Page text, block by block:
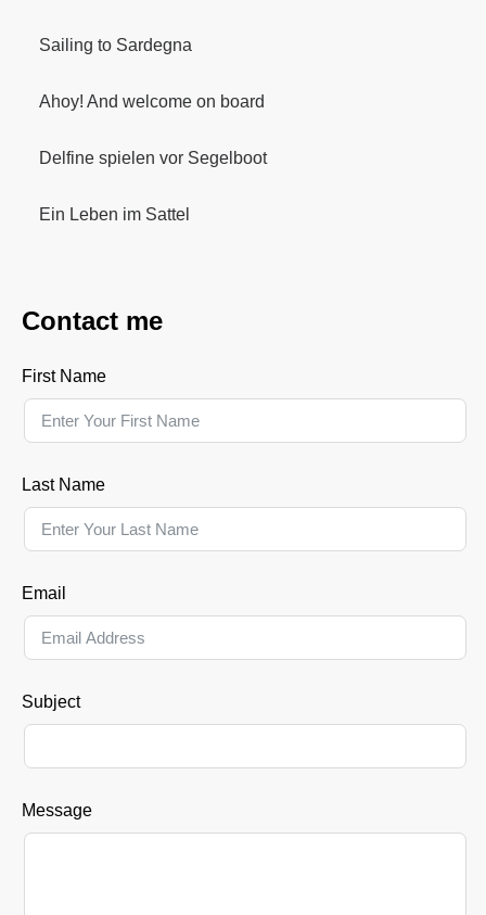
Sailing to Sardegna
Ahoy! And welcome on board
Delfine spielen vor Segelboot
Ein Leben im Sattel
Contact me
First Name
Last Name
Email
Subject
Message